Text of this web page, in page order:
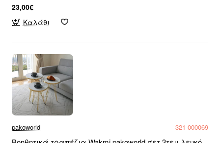
23,00€
Καλάθι
pakoworld 321-000069